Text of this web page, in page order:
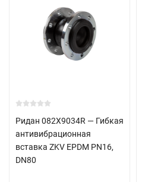
Ридан 082X9034R — Гибкая
антивибрационная
вставка ZKV EPDM PN16,
DN80